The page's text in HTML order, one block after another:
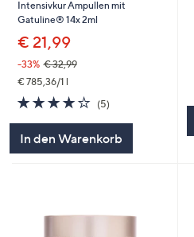
Intensivkur Ampullen mit
Gatuline® 14x 2ml
€ 21,99
-33% € 32,99
€ 785,36/1 l
3.8
von
(5)5
In den Warenkorb